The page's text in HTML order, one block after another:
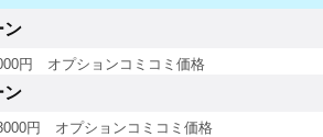
ン
円 オプションコミコミ価格
ン
円 オプションコミコミ価格